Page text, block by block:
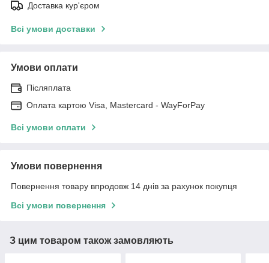
Доставка кур'єром
Всі умови доставки
Умови оплати
Післяплата
Оплата картою Visa, Mastercard - WayForPay
Всі умови оплати
Умови повернення
Повернення товару впродовж 14 днів за рахунок покупця
Всі умови повернення
З цим товаром також замовляють